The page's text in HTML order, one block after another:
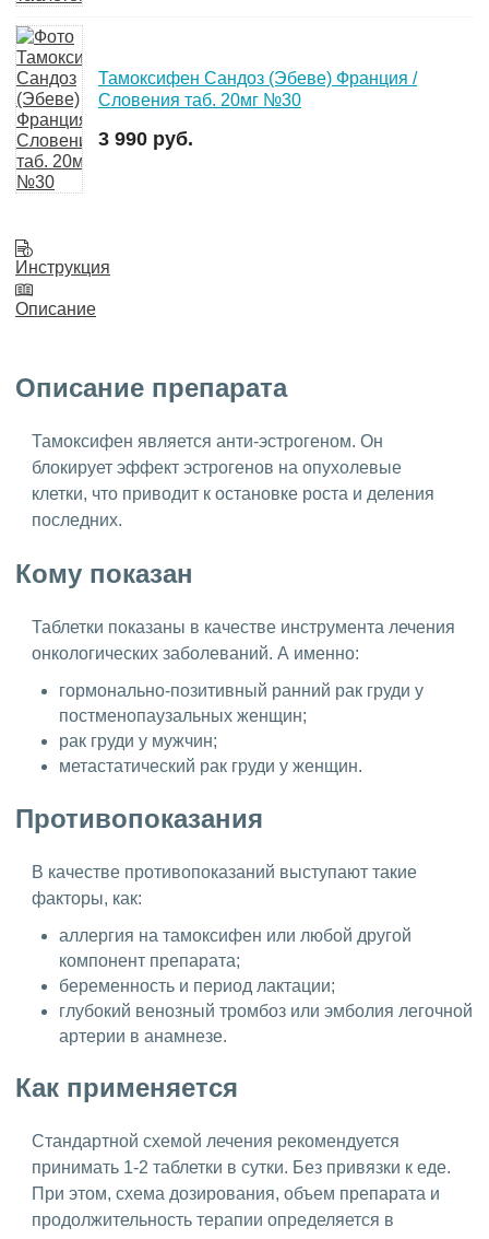
Тамоксифен Сандоз (Эбеве) Франция /
Словения таб. 20мг №30
3 990 руб.
Инструкция
Описание
Описание препарата
Тамоксифен является анти-эстрогеном. Он
блокирует эффект эстрогенов на опухолевые
клетки, что приводит к остановке роста и деления
последних.
Кому показан
Таблетки показаны в качестве инструмента лечения
онкологических заболеваний. А именно:
гормонально-позитивный ранний рак груди у
постменопаузальных женщин;
рак груди у мужчин;
метастатический рак груди у женщин.
Противопоказания
В качестве противопоказаний выступают такие
факторы, как:
аллергия на тамоксифен или любой другой
компонент препарата;
беременность и период лактации;
глубокий венозный тромбоз или эмболия легочной
артерии в анамнезе.
Как применяется
Стандартной схемой лечения рекомендуется
принимать 1-2 таблетки в сутки. Без привязки к еде.
При этом, схема дозирования, объем препарата и
продолжительность терапии определяется в